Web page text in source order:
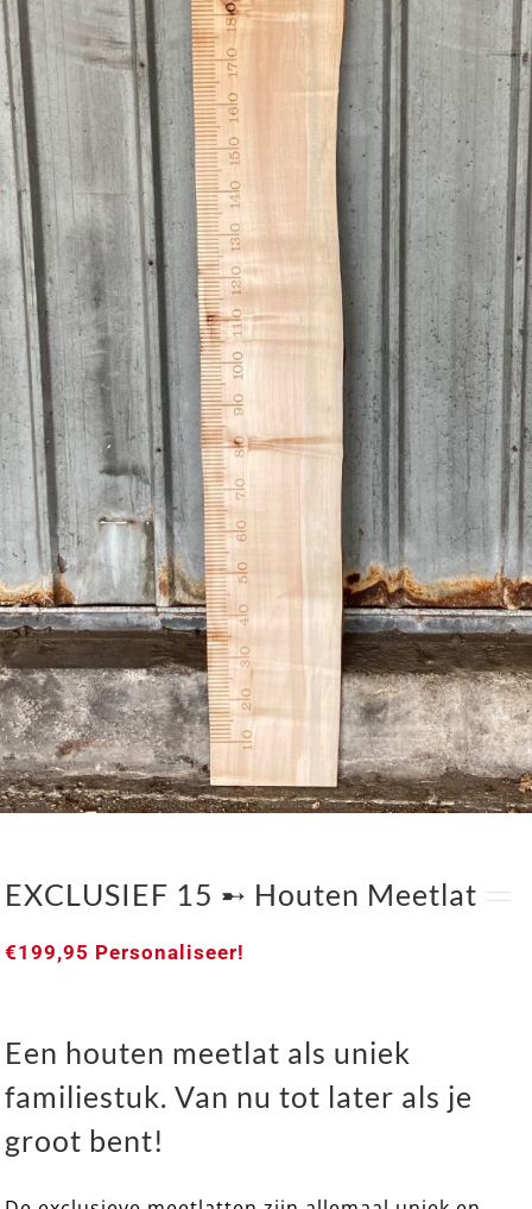
EXCLUSIEF 15 ➸ Houten Meetlat
€199,95 Personaliseer!
Een houten meetlat als uniek
familiestuk. Van nu tot later als je
groot bent!